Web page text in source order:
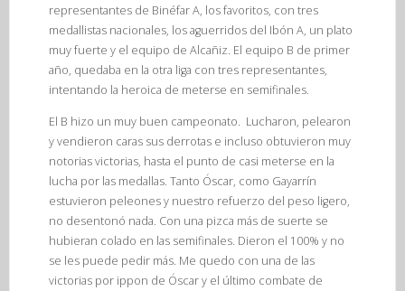
representantes de Binéfar A, los favoritos, con tres
medallistas nacionales, los aguerridos del Ibón A, un plato
muy fuerte y el equipo de Alcañiz. El equipo B de primer
año, quedaba en la otra liga con tres representantes,
intentando la heroica de meterse en semifinales.
El B hizo un muy buen campeonato. Lucharon, pelearon
y vendieron caras sus derrotas e incluso obtuvieron muy
notorias victorias, hasta el punto de casi meterse en la
lucha por las medallas. Tanto Óscar, como Gayarrín
estuvieron peleones y nuestro refuerzo del peso ligero,
no desentonó nada. Con una pizca más de suerte se
hubieran colado en las semifinales. Dieron el 100% y no
se les puede pedir más. Me quedo con una de las
victorias por ippon de Óscar y el último combate de